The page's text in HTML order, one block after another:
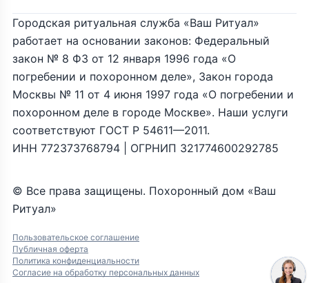
© Все права защищены. Похоронный дом «Ваш
Ритуал»
Пользовательское соглашение
Публичная оферта
Политика конфиденциальности
Согласие на обработку персональных данных
Городская ритуальная служба «Ваш Ритуал»
работает на основании законов: Федеральный
закон № 8 ФЗ от 12 января 1996 года «О
погребении и похоронном деле», Закон города
Москвы № 11 от 4 июня 1997 года «О погребении и
похоронном деле в городе Москве». Наши услуги
соответствуют ГОСТ Р 54611—2011.
ИНН 772373768794 | ОГРНИП 321774600292785